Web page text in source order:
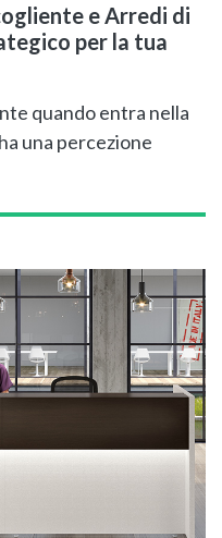
e Arredi di
per la tua
quando entra nella
una percezione